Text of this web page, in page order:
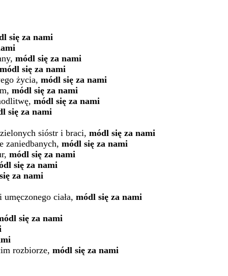
się za nami
módl się za nami
módl się za nami
życia, módl się za nami
módl się za nami
módl się za nami
się za nami
sióstr i braci, módl się za nami
módl się za nami
módl się za nami
się za nami
za nami
ciała, módl się za nami
się za nami
rozbiorze, módl się za nami